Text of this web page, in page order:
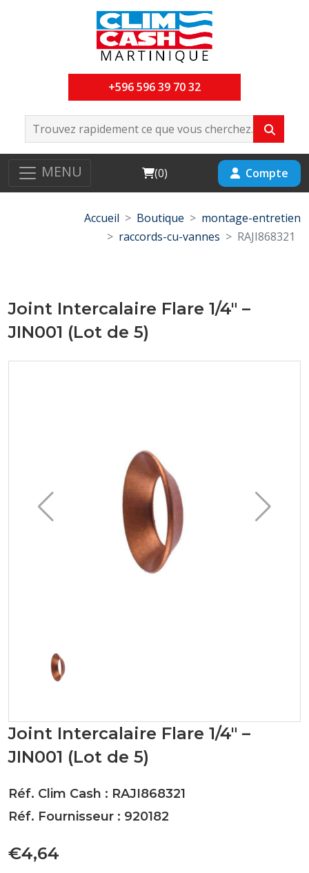
+596 596 39 70 32
MENU Cart
(0) Compte
Accueil Boutique
montage-entretien
raccords-cu-vannes
RAJI868321
Joint Intercalaire Flare 1/4" –
JIN001 (Lot de 5)
Joint Intercalaire Flare 1/4" –
JIN001 (Lot de 5)
Réf. Clim Cash : RAJI868321
Réf. Fournisseur : 920182
€4,64